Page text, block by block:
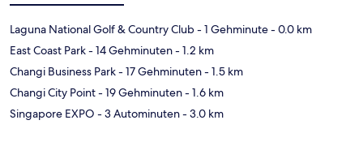
Laguna National Golf & Country Club- 1 Gehminute- 0.0 km
East Coast Park- 14 Gehminuten- 1.2 km
Changi Business Park- 17 Gehminuten- 1.5 km
Changi City Point- 19 Gehminuten- 1.6 km
Singapore EXPO - 3 Autominuten- 3.0 km